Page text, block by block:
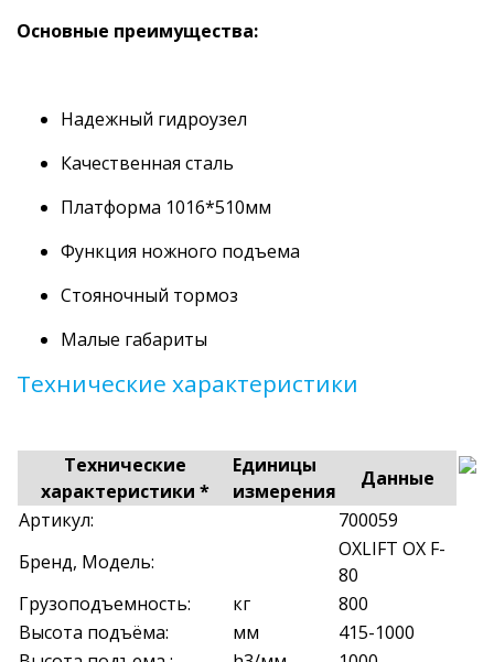
Основные преимущества:
Надежный гидроузел
Качественная сталь
Платформа 1016*510мм
Функция ножного подъема
Стояночный тормоз
Малые габариты
Технические характеристики
Технические
характеристики *
Единицы
измерения
Данные
Артикул:
700059
Бренд, Модель:
OXLIFT OX F-
80
Грузоподъемность:
кг
800
Высота подъёма:
мм
415-1000